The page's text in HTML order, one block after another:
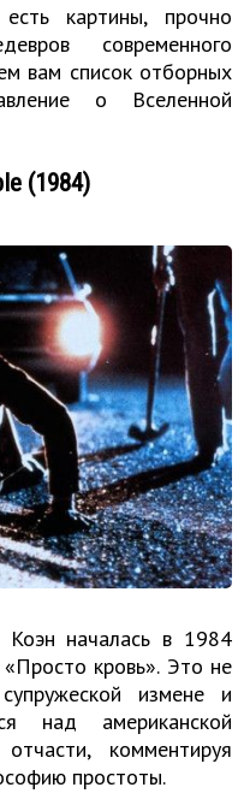
картины, прочно
современного
вам список отборных
о Вселенной
(1984)
Коэн началась в 1984
кровь». Это не
измене и
над американской
комментируя
простоты.